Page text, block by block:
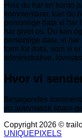
Hvis du har en konto
kommentarer, kan du
personlige data vi har
har givet os. Du kan
personlige data, vi
form for data, som vi
administrative,
Hvor vi
Besøgendes
en automatisk spam-
Copyright 2026 ©
UNIQUEPIXELS